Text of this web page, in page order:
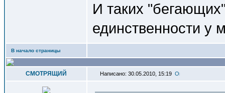
И таких
единственности у
В начало страницы
СМОТРЯЩИЙ Написано: 30.05.2010, 15:19